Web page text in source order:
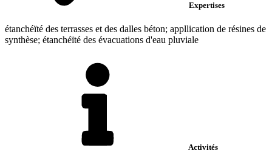
Expertises
étanchéïté des terrasses et des dalles béton; appllication de résines de
synthèse; étanchéïté des évacuations d'eau pluviale
Activités